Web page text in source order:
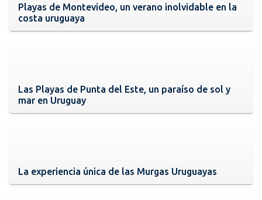
Playas de Montevideo, un verano inolvidable en la
costa uruguaya
Las Playas de Punta del Este, un paraíso de sol y
mar en Uruguay
La experiencia única de las Murgas Uruguayas